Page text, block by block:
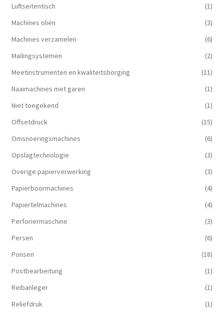
Luftseitentisch
(1)
Machines oliën
(3)
Machines verzamelen
(6)
Mailingsystemen
(2)
Meetinstrumenten en kwaliteitsborging
(11)
Naaimachines met garen
(1)
Niet toegekend
(1)
Offsetdruck
(15)
Omsnoeringsmachines
(6)
Opslagtechnologie
(3)
Overige papierverwerking
(3)
Papierboormachines
(4)
Papiertelmachines
(4)
Perforiermaschine
(3)
Persen
(6)
Ponsen
(18)
Postbearbeitung
(1)
Reibanleger
(1)
Reliëfdruk
(1)